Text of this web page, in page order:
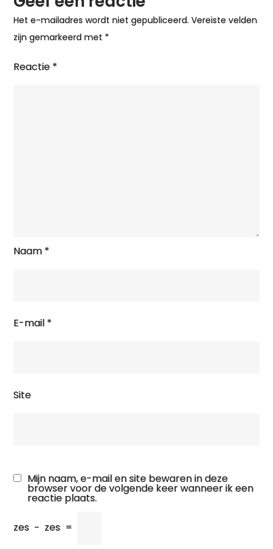
Het e-mailadres wordt niet gepubliceerd. Vereiste velden
zijn gemarkeerd met *
Reactie *
Naam *
E-mail *
Site
Mijn naam, e-mail en site bewaren in deze
browser voor de volgende keer wanneer ik een
reactie plaats.
zes − zes =